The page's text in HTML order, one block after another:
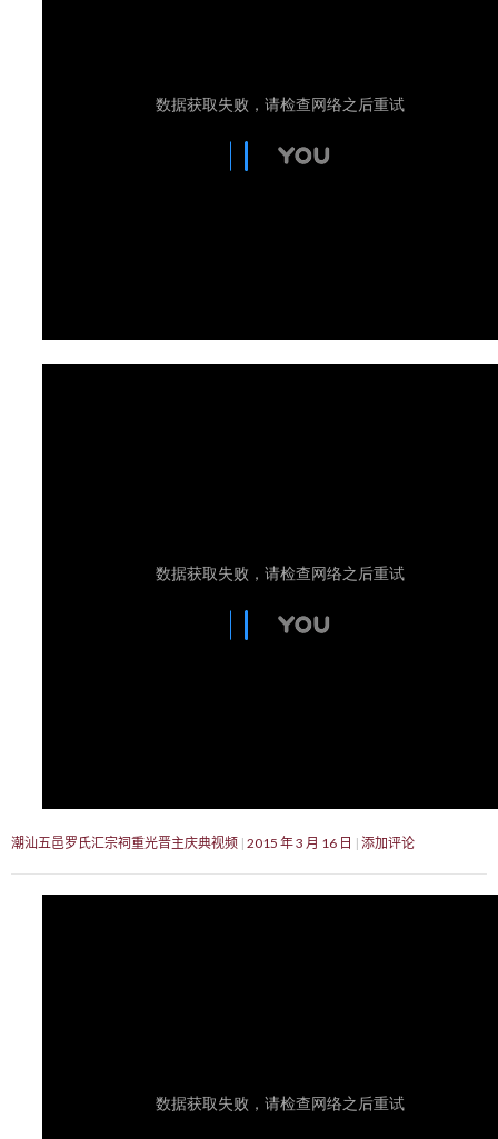
潮汕五邑罗氏汇宗祠重光晋主庆典视频 2015 年 3 月 16 日 添加评论